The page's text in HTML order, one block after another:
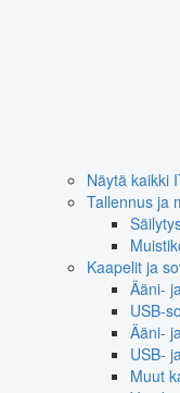
Näytä kaikki
Tallennus ja
Kaapelit ja
Ääni-
USB-
Ääni-
USB-
Muut